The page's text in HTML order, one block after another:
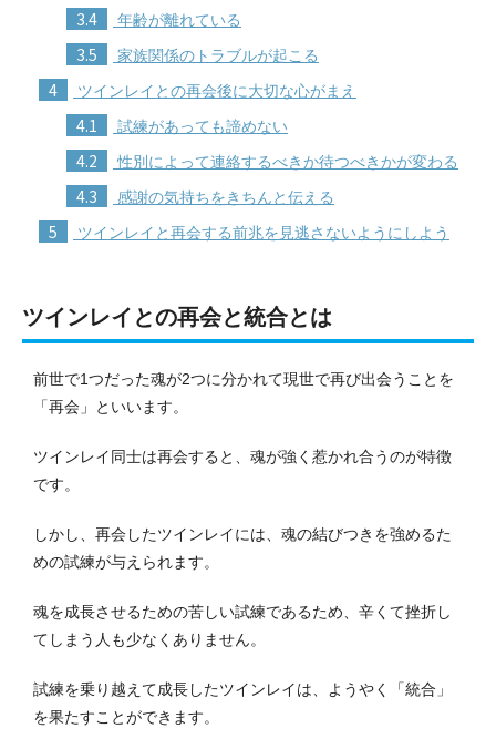
3.4 年齢が離れている
3.5 家族関係のトラブルが起こる
4 ツインレイとの再会後に大切な心がまえ
4.1 試練があっても諦めない
4.2 性別によって連絡するべきか待つべきかが変わる
4.3 感謝の気持ちをきちんと伝える
5 ツインレイと再会する前兆を見逃さないようにしよう
ツインレイとの再会と統合とは
前世で1つだった魂が2つに分かれて現世で再び出会うことを
「再会」といいます。
ツインレイ同士は再会すると、魂が強く惹かれ合うのが特徴
です。
しかし、再会したツインレイには、魂の結びつきを強めるた
めの試練が与えられます。
魂を成長させるための苦しい試練であるため、辛くて挫折し
てしまう人も少なくありません。
試練を乗り越えて成長したツインレイは、ようやく「統合」
を果たすことができます。